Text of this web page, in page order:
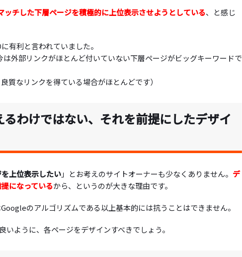
チした下層ページを積極的に上位表示させようとしている、と感じ
有利と言われていました。
外部リンクがほとんど付いていない下層ページがビッグキーワードで
質なリンクを得ている場合がほとんどです）
わけではない、それを前提にしたデザイ
上位表示したい」とお考えのサイトオーナーも少なくありません。 デ
になっているから、というのが大きな理由です。
のアルゴリズムである以上基本的には抗うことはできません。
ように、各ページをデザインすべきでしょう。